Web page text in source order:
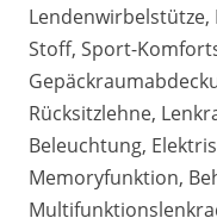
Stoff, Sport-
Rücksitzlehne,
Beleuchtung,
Memoryfunktion,